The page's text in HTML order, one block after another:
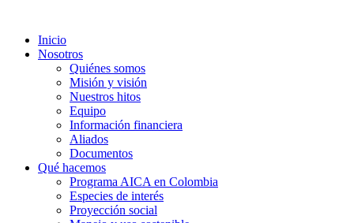
Inicio
Nosotros
Quiénes somos
Misión y visión
Nuestros hitos
Equipo
Información financiera
Aliados
Documentos
Qué hacemos
Programa AICA en Colombia
Especies de interés
Proyección social